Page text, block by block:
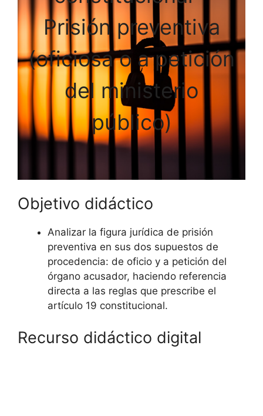
Prisión preventiva
(oficiosa o a petición
del ministerio
público)
Objetivo didáctico
Analizar la figura jurídica de prisión
preventiva en sus dos supuestos de
procedencia: de oficio y a petición del
órgano acusador, haciendo referencia
directa a las reglas que prescribe el
artículo 19 constitucional.
Recurso didáctico digital